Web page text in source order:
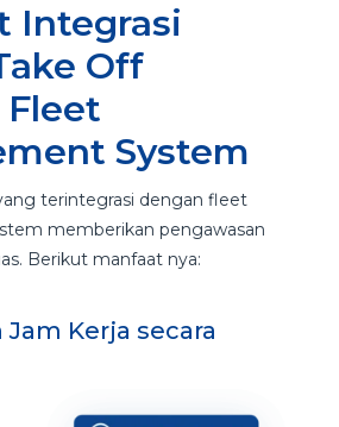
Integrasi
Off
System
terintegrasi dengan fleet
memberikan pengawasan
Berikut manfaat nya:
Kerja secara